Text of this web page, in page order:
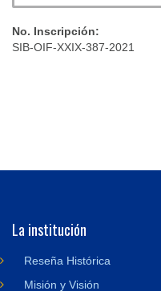
No. Inscripción:
SIB-OIF-XXIX-387-2021
La institución
Reseña Histórica
Misión y Visión